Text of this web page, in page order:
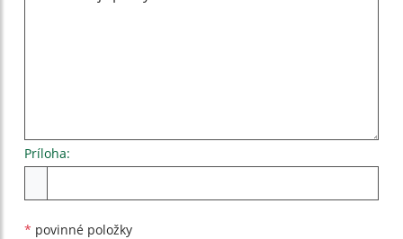
Príloha:
* povinné položky